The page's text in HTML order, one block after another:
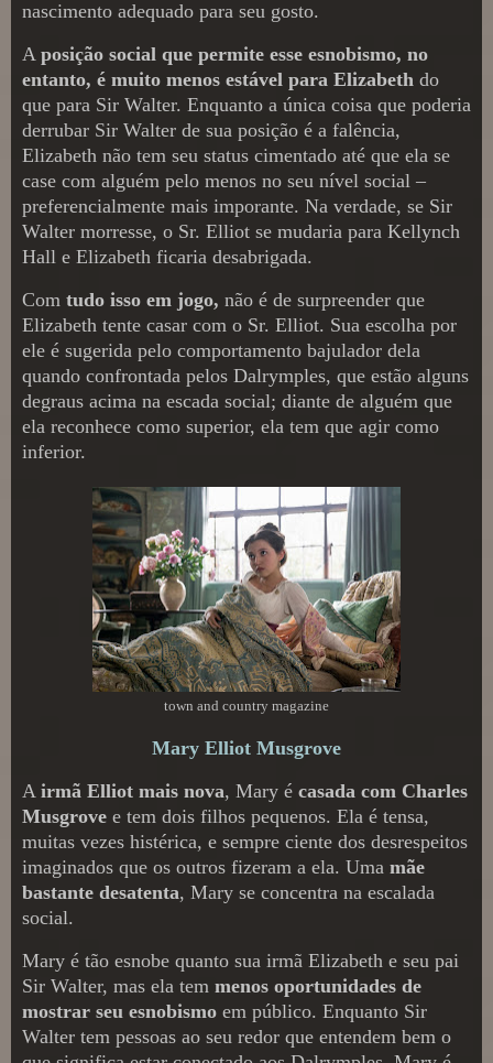
nascimento adequado para seu gosto.
A posição social que permite esse esnobismo, no
entanto, é muito menos estável para Elizabeth do
que para Sir Walter. Enquanto a única coisa que poderia
derrubar Sir Walter de sua posição é a falência,
Elizabeth não tem seu status cimentado até que ela se
case com alguém pelo menos no seu nível social –
preferencialmente mais imporante. Na verdade, se Sir
Walter morresse, o Sr. Elliot se mudaria para Kellynch
Hall e Elizabeth ficaria desabrigada.
Com tudo isso em jogo, não é de surpreender que
Elizabeth tente casar com o Sr. Elliot. Sua escolha por
ele é sugerida pelo comportamento bajulador dela
quando confrontada pelos Dalrymples, que estão alguns
degraus acima na escada social; diante de alguém que
ela reconhece como superior, ela tem que agir como
inferior.
town and country magazine
Mary Elliot Musgrove
A irmã Elliot mais nova, Mary é casada com Charles
Musgrove e tem dois filhos pequenos. Ela é tensa,
muitas vezes histérica, e sempre ciente dos desrespeitos
imaginados que os outros fizeram a ela. Uma mãe
bastante desatenta, Mary se concentra na escalada
social.
Mary é tão esnobe quanto sua irmã Elizabeth e seu pai
Sir Walter, mas ela tem menos oportunidades de
mostrar seu esnobismo em público. Enquanto Sir
Walter tem pessoas ao seu redor que entendem bem o